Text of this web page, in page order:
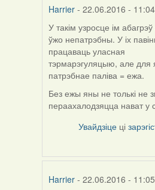
Harrier - 22.06.2016 - 11:04
In
reply
to
by
Дарья
(госць)
У такім узросце ім абагрэў
ўжо непатрэбны. У іх
працаваць уласная
тэрмарэгуляцыю, але для
патрэбнае паліва = ежа.
Без ежы яны не толькі не
пераахалодзяцца нават у
Увайдзіце ці
Harrier - 22.06.2016 - 11:05